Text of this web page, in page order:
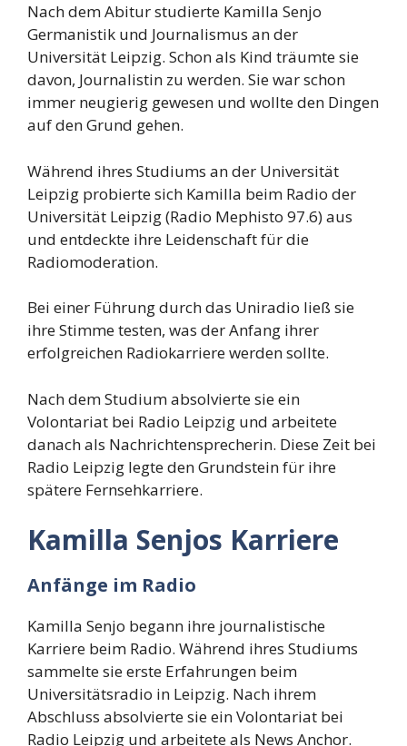
Nach dem Abitur studierte Kamilla Senjo
Germanistik und Journalismus an der
Universität Leipzig. Schon als Kind träumte sie
davon, Journalistin zu werden. Sie war schon
immer neugierig gewesen und wollte den Dingen
auf den Grund gehen.
Während ihres Studiums an der Universität
Leipzig probierte sich Kamilla beim Radio der
Universität Leipzig (Radio Mephisto 97.6) aus
und entdeckte ihre Leidenschaft für die
Radiomoderation.
Bei einer Führung durch das Uniradio ließ sie
ihre Stimme testen, was der Anfang ihrer
erfolgreichen Radiokarriere werden sollte.
Nach dem Studium absolvierte sie ein
Volontariat bei Radio Leipzig und arbeitete
danach als Nachrichtensprecherin. Diese Zeit bei
Radio Leipzig legte den Grundstein für ihre
spätere Fernsehkarriere.
Kamilla Senjos Karriere
Anfänge im Radio
Kamilla Senjo begann ihre journalistische
Karriere beim Radio. Während ihres Studiums
sammelte sie erste Erfahrungen beim
Universitätsradio in Leipzig. Nach ihrem
Abschluss absolvierte sie ein Volontariat bei
Radio Leipzig und arbeitete als News Anchor.